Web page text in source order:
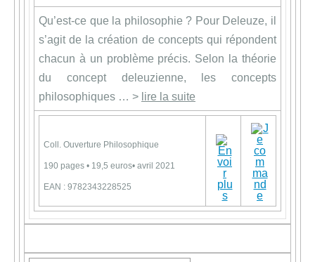
Qu’est-ce que la philosophie ? Pour Deleuze, il
s’agit de la création de concepts qui répondent
chacun à un problème précis. Selon la théorie
du concept deleuzienne, les concepts
philosophiques … > lire la suite
Coll. Ouverture Philosophique
190 pages • 19,5 euros• avril 2021
EAN : 9782343228525